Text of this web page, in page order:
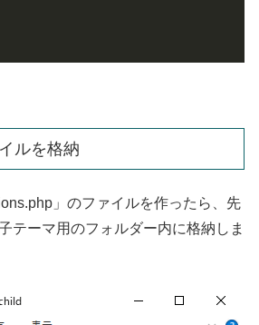
ルを格納
」のファイルを作ったら、先
テーマ用のフォルダー内に格納しま